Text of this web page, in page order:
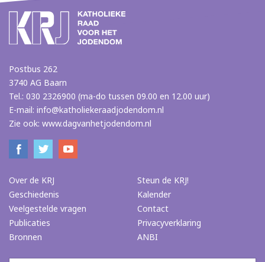
Postbus 262
3740 AG Baarn
Tel.: 030 2326900 (ma-do tussen 09.00 en 12.00 uur)
E-mail: info@katholiekeraadjodendom.nl
Zie ook: www.dagvanhetjodendom.nl
Over de KRJ
Geschiedenis
Veelgestelde vragen
Publicaties
Bronnen
Steun de KRJ!
Kalender
Contact
Privacyverklaring
ANBI